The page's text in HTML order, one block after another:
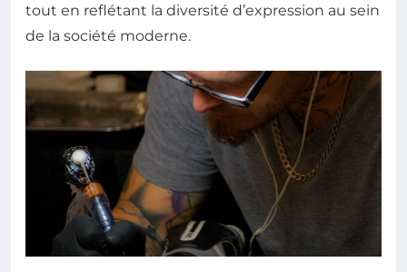
tout en reflétant la diversité d’expression au sein
de la société moderne.